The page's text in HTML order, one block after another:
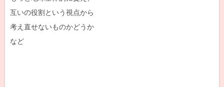
互いの役割という視点から
考え直せないものかどうか
など